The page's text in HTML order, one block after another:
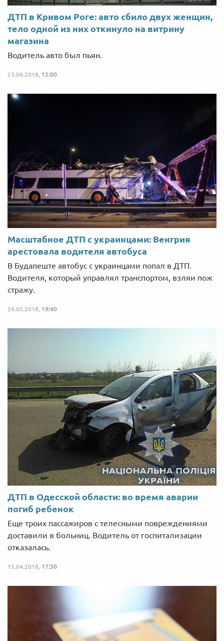
ДТП в Кривом Роге: авто сбило двух женщин,
тело одной из них откинуло на витрину
магазина
Водитель авто был пьян.
23.06.2018, 12:00
Масштабное ДТП с украинцами: Венгрия
арестовала водителя автобуса
В Будапеште автобус с украинцами попал в ДТП.
Водителя, который управлял транспортом, взляи пож
стражу.
29.05.2018, 19:40
ДТП в Одесской области: во время аварии
погиб ребенок
Еще троих пассажиров с телесными повреждениями
доставили в больниц. Водитель от госпитализации
отказалась.
15.04.2018, 17:30